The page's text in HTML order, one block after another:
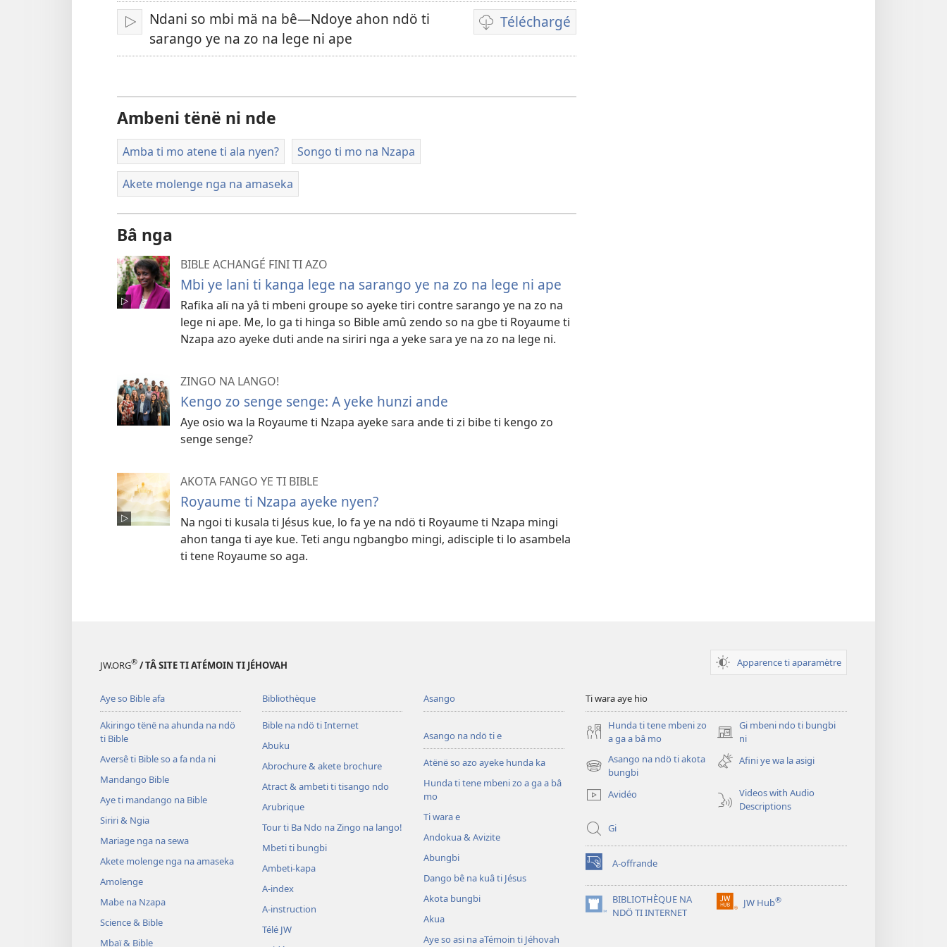
ni
yanga
kodro
Joué
ni
Ndani so mbi mä na bê—Ndoye ahon ndö ti
sarango ye na zo na lege ni ape
Téléchargé
A-
option
Ambeni tënë ni nde
Amba ti mo atene ti ala nyen? Songo ti mo na Nzapa
Akete molenge nga na amaseka
Bâ nga
BIBLE ACHANGÉ FINI TI AZO
Mbi ye lani ti kanga lege na sarango ye na zo na lege ni ape
Rafika alï na yâ ti mbeni groupe so ayeke tiri contre sarango ye na zo na
lege ni ape. Me, lo ga ti hinga so Bible amû zendo so na gbe ti Royaume ti
Nzapa azo ayeke duti ande na siriri nga a yeke sara ye na zo na lege ni.
ZINGO NA LANGO!
Kengo zo senge senge: A yeke hunzi ande
Aye osio wa la Royaume ti Nzapa ayeke sara ande ti zi bibe ti kengo zo
senge senge?
AKOTA FANGO YE TI BIBLE
Royaume ti Nzapa ayeke nyen?
Na ngoi ti kusala ti Jésus kue, lo fa ye na ndö ti Royaume ti Nzapa mingi
ahon tanga ti aye kue. Teti angu ngbangbo mingi, adisciple ti lo asambela
ti tene Royaume so aga.
JW.ORG® / TÂ SITE TI ATÉMOIN TI JÉHOVAH Apparence ti aparamètre
Aye so Bible afa
Akiringo tënë na ahunda na ndö
ti Bible
Aversê ti Bible so a fa nda ni
Mandango Bible
Aye ti mandango na Bible
Siriri & Ngia
Mariage nga na sewa
Akete molenge nga na amaseka
Amolenge
Mabe na Nzapa
Science & Bible
Mbaï & Bible
Bibliothèque
Bible na ndö ti Internet
Abuku
Abrochure & akete brochure
Atract & ambeti ti tisango ndo
Arubrique
Tour ti Ba Ndo na Zingo na lango!
Mbeti ti bungbi
Ambeti-kapa
A-index
A-instruction
Télé JW
Asango
Asango na ndö ti e
Atënë so azo ayeke hunda ka
Hunda ti tene mbeni zo a ga a bâ
mo
Ti wara e
Andokua & Avizite
Abungbi
Dango bê na kuâ ti Jésus
Akota bungbi
Akua
Aye so asi na aTémoin ti Jéhovah
Ti wara aye hio
Hunda ti tene mbeni zo
a ga a bâ mo
Gi mbeni ndo ti bungbi
ni
(zi
mbeni
fini
Asango na ndö ti akota
bungbi
(zi
fini
Afini ye wa la asigi
Avidéo
Videos with Audio
Descriptions
Gi
A-offrande
(zi
mbeni
fini
page)
BIBLIOTHÈQUE NA
NDÖ TI INTERNET
(zi
JW Hub®
(zi